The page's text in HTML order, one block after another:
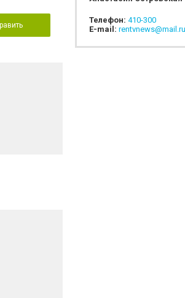
Телефон: 410-300
E-mail: rentvnews@mail.ru